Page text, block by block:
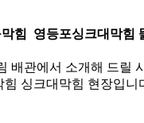
힘 영등포싱크대막힘
배관에서 소개해 드릴
힘 싱크대막힘 현장입니